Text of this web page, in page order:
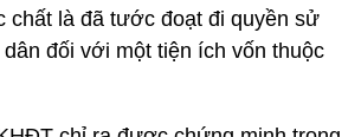
chất là đã tước đoạt đi quyền sử
đối với một tiện ích vốn thuộc